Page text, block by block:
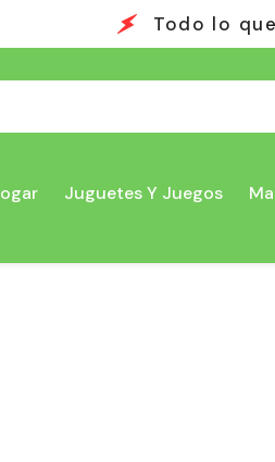
lo que necesitas en un
Juguetes Y Juegos